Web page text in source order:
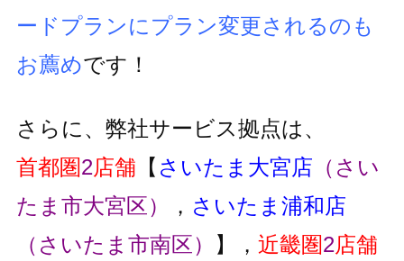
ードプランにプラン変更されるのも
お薦めです！
さらに、弊社サービス拠点は、
首都圏2店舗 【 さいたま大宮店 （さい
たま市大宮区）
， さいたま浦和店
（さいたま市南区）
】， 近畿圏2店舗